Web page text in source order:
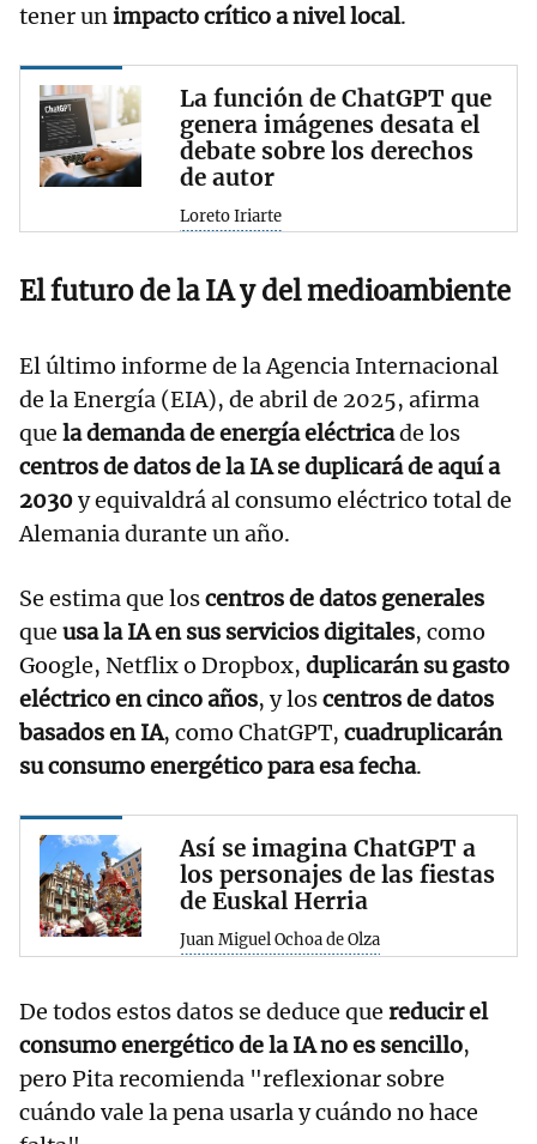
tener unimpacto crítico a nivel local.
La función de ChatGPT que
genera imágenes desata el
debate sobre los derechos
de autor
Loreto Iriarte
El futuro de la IA y del medioambiente
El último informe de la Agencia Internacional
de la Energía (EIA), de abril de 2025, afirma
que la demanda de energía eléctricade los
centros de datos de la IA se duplicará de aquí a
2030y equivaldrá al consumo eléctrico total de
Alemania durante un año.
Se estima que loscentros de datos generales
que usa la IA en sus servicios digitales, como
Google, Netflix o Dropbox, duplicarán su gasto
eléctrico en cinco años, y loscentros de datos
basados en IA, como ChatGPT, cuadruplicarán
su consumo energético para esa fecha.
Así se imagina ChatGPT a
los personajes de las fiestas
de Euskal Herria
Juan Miguel Ochoa de Olza
De todos estos datos se deduce que reducir el
consumo energético de la IA no es sencillo,
pero Pita recomienda "reflexionar sobre
cuándo vale la pena usarla y cuándo no hace